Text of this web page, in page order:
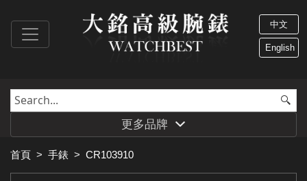
中文
English
更多品牌
首頁 > 手錶 > CR103910